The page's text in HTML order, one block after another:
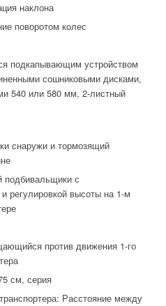
наклона
поворотом колес
подкапывающим устройством
сошниковыми дисками,
540 или 580 мм, 2-листный
снаружи и тормозящий
подбивальщики с
регулировкой высоты на 1-м
против движения 1-го
см, серия
Расстояние между